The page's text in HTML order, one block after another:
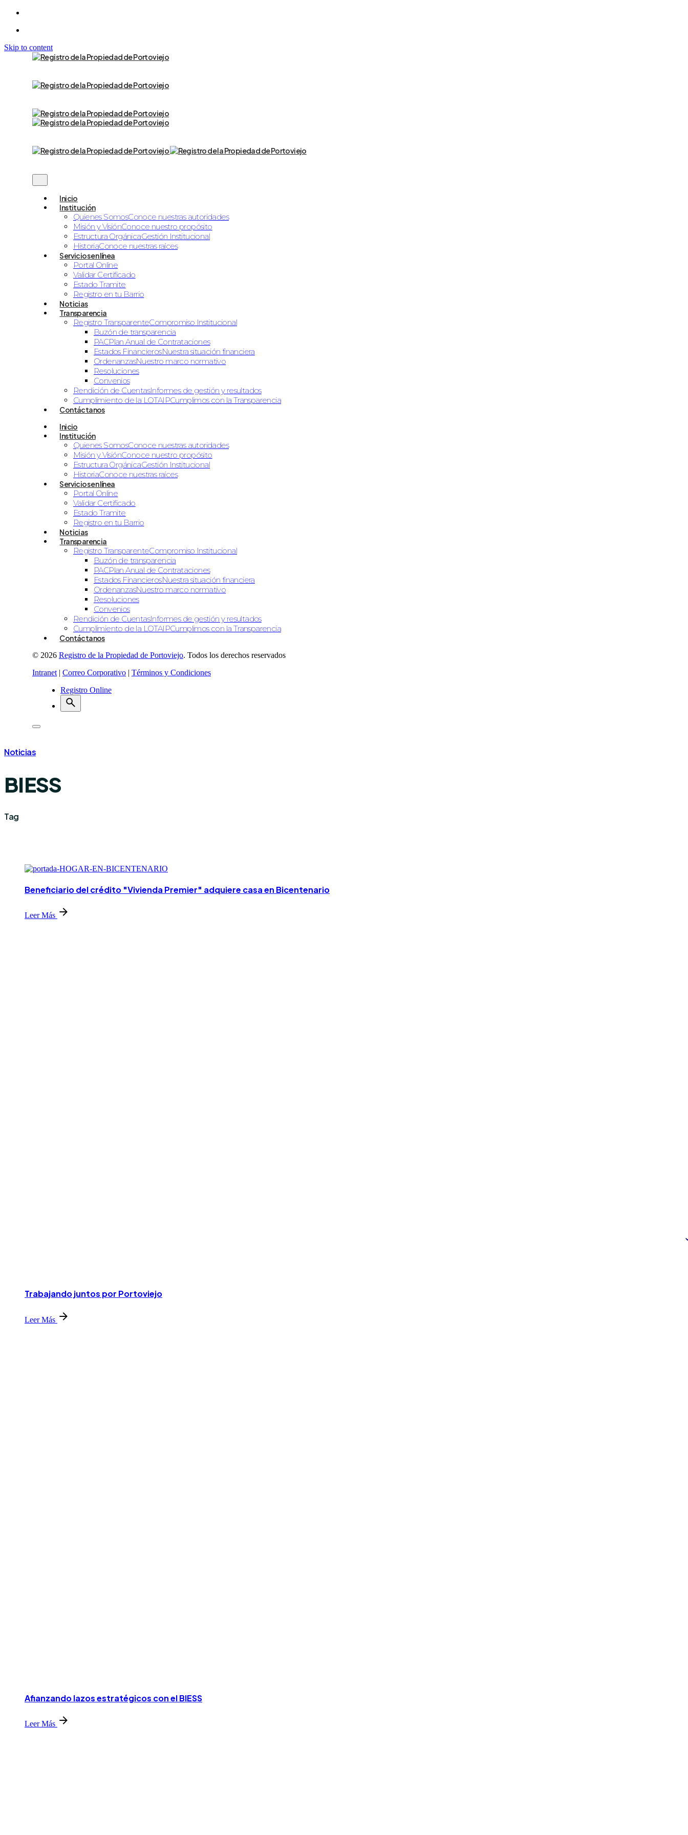
Skip to content
Inicio
Institución
Quienes SomosConoce nuestras autoridades
Misión y VisiónConoce nuestro propósito
Estructura OrgánicaGestión Institucional
HistoriaConoce nuestras raíces
Servicios en línea
Portal Online
Validar Certificado
Estado Tramite
Registro en tu Barrio
Noticias
Transparencia
Registro TransparenteCompromiso Institucional
Buzón de transparencia
PACPlan Anual de Contrataciones
Estados FinancierosNuestra situación financiera
OrdenanzasNuestro marco normativo
Resoluciones
Convenios
Rendición de CuentasInformes de gestión y resultados
Cumplimiento de la LOTAIPCumplimos con la Transparencia
Contáctanos
Inicio
Institución
Quienes SomosConoce nuestras autoridades
Misión y VisiónConoce nuestro propósito
Estructura OrgánicaGestión Institucional
HistoriaConoce nuestras raíces
Servicios en línea
Portal Online
Validar Certificado
Estado Tramite
Registro en tu Barrio
Noticias
Transparencia
Registro TransparenteCompromiso Institucional
Buzón de transparencia
PACPlan Anual de Contrataciones
Estados FinancierosNuestra situación financiera
OrdenanzasNuestro marco normativo
Resoluciones
Convenios
Rendición de CuentasInformes de gestión y resultados
Cumplimiento de la LOTAIPCumplimos con la Transparencia
Contáctanos
© 2026 Registro de la Propiedad de Portoviejo. Todos los derechos reservados
Intranet | Correo Corporativo | Términos y Condiciones
Registro Online
Noticias
BIESS
Tag
Beneficiario del crédito "Vivienda Premier" adquiere casa en Bicentenario
Leer Más
Trabajando juntos por Portoviejo
Leer Más
Afianzando lazos estratégicos con el BIESS
Leer Más